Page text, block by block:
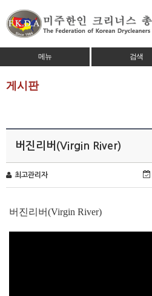
메뉴 검색
게시판
버진리버(Virgin River)
최고관리자
버진리버(Virgin River)